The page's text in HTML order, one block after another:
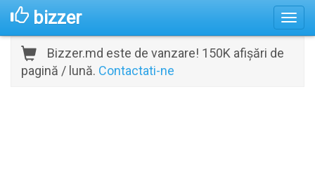
bizzer
Bizzer.md este de vanzare! 150K afișări de
pagină / lună. Contactati-ne